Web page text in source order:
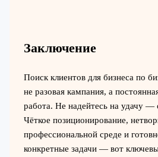
Заключение
Поиск клиентов для бизнеса по
не разовая кампания, а
работа. Не надейтесь на удачу —
Чёткое позиционирование,
профессиональной среде и
конкретные задачи — вот